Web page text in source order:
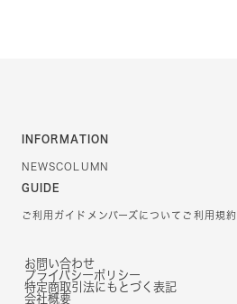
INFORMATION
NEWSCOLUMN
GUIDE
ご利用ガイド メンバーズについて ご利用規約
お問い合わせ
プライバシーポリシー
特定商取引法にもとづく表記
会社概要